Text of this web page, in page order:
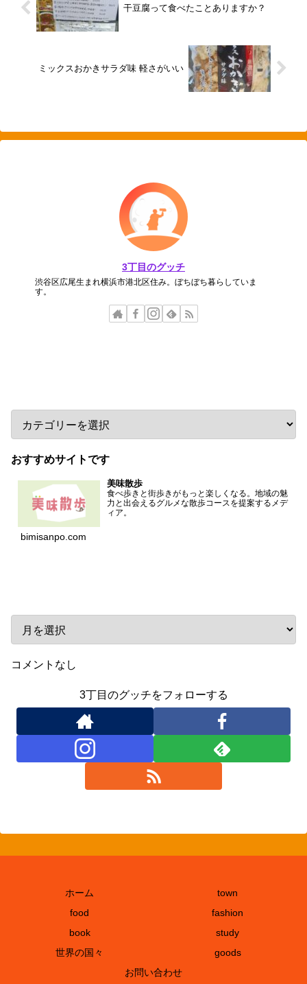
干豆腐って食べたことありますか？
ミックスおかきサラダ味 軽さがいい
3丁目のグッチ
渋谷区広尾生まれ横浜市港北区住み。ぼちぼち暮らしていま
す。
おすすめサイトです
美味散歩
食べ歩きと街歩きがもっと楽しくなる。地域の魅
力と出会えるグルメな散歩コースを提案するメデ
ィア。
bimisanpo.com
コメントなし
3丁目のグッチをフォローする
ホーム
town
food
fashion
book
study
世界の国々
goods
お問い合わせ